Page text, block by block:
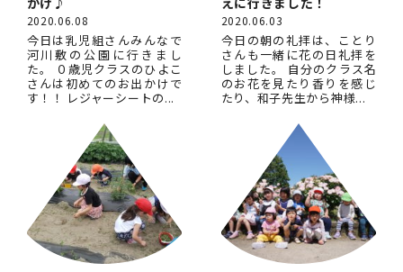
2020.06.08
今日は乳児組さんみんなで
河川敷の公園に行きまし
た。 ０歳児クラスのひよこ
さんは初めてのお出かけで
す！！ レジャーシートの...
2020.06.03
今日の朝の礼拝は、ことり
さんも一緒に花の日礼拝を
しました。 自分のクラス名
のお花を見たり香りを感じ
たり、和子先生から神様...